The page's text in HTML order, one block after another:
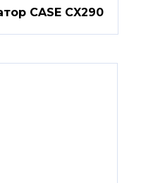
CASE CX290